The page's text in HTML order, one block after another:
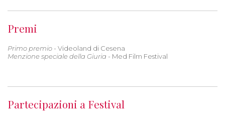
Premi
Primo premio - Videoland di Cesena
Menzione speciale della Giuria - Med Film Festival
Partecipazioni a Festival